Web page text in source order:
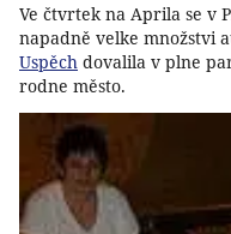
Ve čtvrtek na Aprila se v
napadně velke množstvi
Uspěch dovalila v plne
rodne město.